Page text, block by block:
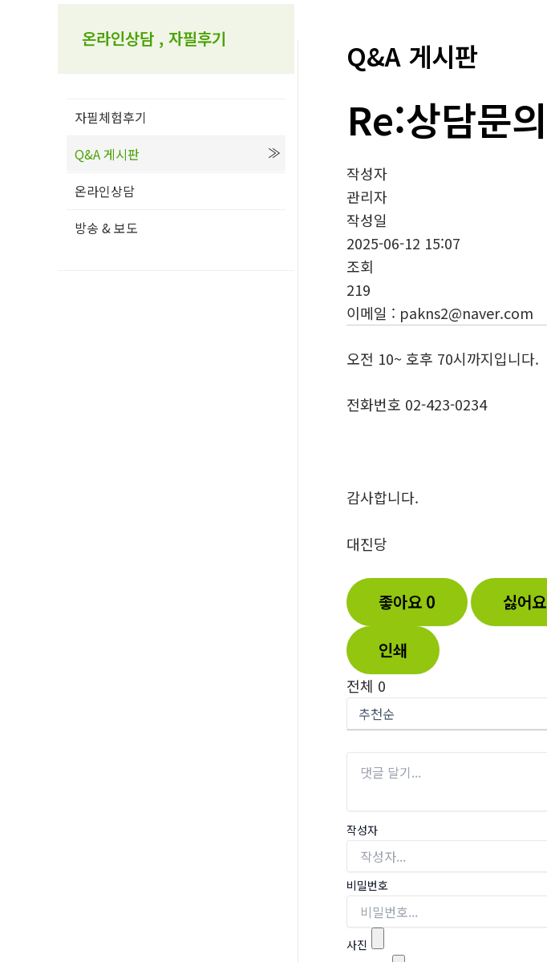
온라인상담 , 자필후기
자필체험후기
Q&A 게시판
온라인상담
방송 & 보도
Q&A 게시판
Re:상담문의
작성자
관리자
작성일
2025-06-12 15:07
조회
219
이메일 : pakns2@naver.com
오전 10~ 호후 70시까지입니다.
전화번호 02-423-0234
감사합니다.
대진당
좋아요 0 싫어요
인쇄
전체 0
작성자
비밀번호
사진